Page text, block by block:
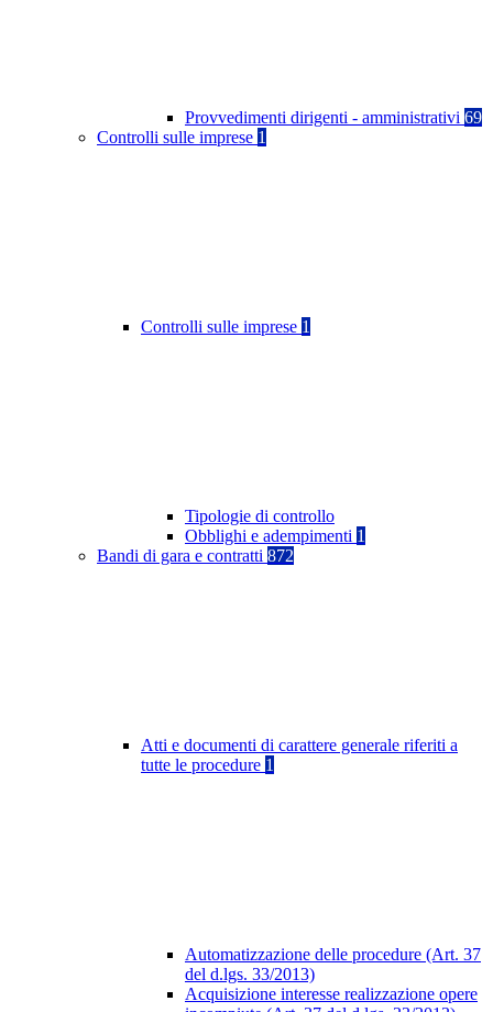
Provvedimenti dirigenti - amministrativi 69
Controlli sulle imprese 1
Controlli sulle imprese 1
Tipologie di controllo
Obblighi e adempimenti 1
Bandi di gara e contratti 872
Atti e documenti di carattere generale riferiti a
tutte le procedure 1
Automatizzazione delle procedure (Art. 37
del d.lgs. 33/2013)
Acquisizione interesse realizzazione opere